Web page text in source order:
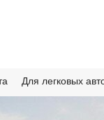
Для легковых